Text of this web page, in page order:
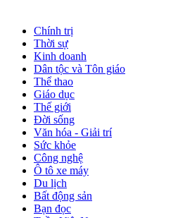
Chính trị
Thời sự
Kinh doanh
Dân tộc và Tôn giáo
Thể thao
Giáo dục
Thế giới
Đời sống
Văn hóa - Giải trí
Sức khỏe
Công nghệ
Ô tô xe máy
Du lịch
Bất động sản
Bạn đọc